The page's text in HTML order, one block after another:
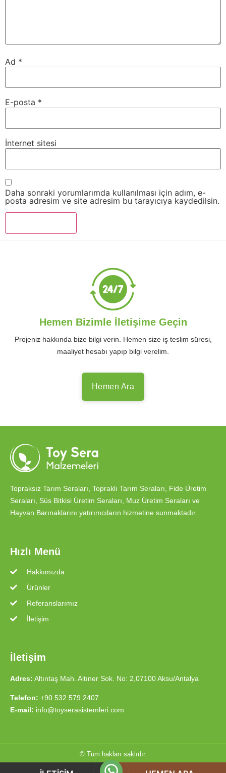
Ad *
E-posta *
İnternet sitesi
Daha sonraki yorumlarımda kullanılması için adım, e-
posta adresim ve site adresim bu tarayıcıya kaydedilsin.
Hemen Bizimle İletişime Geçin
Projeniz hakkında bize bilgi verin. Hemen size iş teslim süresi,
maaliyet hesabı yapıp bilgi verelim.
Hemen Ara
Topraksız Tarım Seraları, Topraklı Tarım Seraları, Fide Üretim
Seraları, Süs Bitkisi Üretim Seraları, Muz Üretim Seraları ve
Hayvan Barınaklarını yatırımcıların hizmetine sunmaktadır.
Hızlı Menü
Hakkımızda
Ürünler
Referanslarımız
İletişim
İletişim
Adres: Altıntaş Mah. Altıner Sok. No: 2,07100 Aksu/Antalya
Telefon: +90 532 579 2407
E-mail: info@toyserasistemleri.com
© Tüm hakları saklıdır.